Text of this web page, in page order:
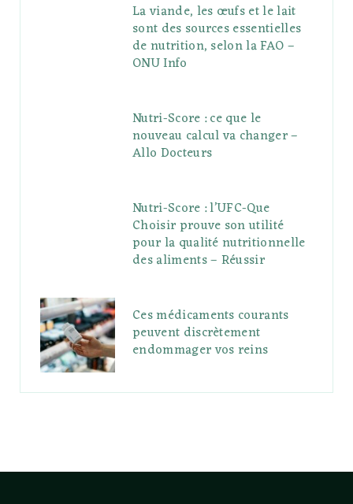
La viande, les œufs et le lait
sont des sources essentielles
de nutrition, selon la FAO –
ONU Info
Nutri-Score : ce que le
nouveau calcul va changer –
Allo Docteurs
Nutri-Score : l’UFC-Que
Choisir prouve son utilité
pour la qualité nutritionnelle
des aliments – Réussir
Ces médicaments courants
peuvent discrètement
endommager vos reins